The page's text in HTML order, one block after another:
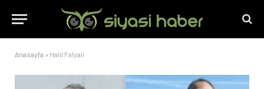
Anasayfa » Halil Falyalı